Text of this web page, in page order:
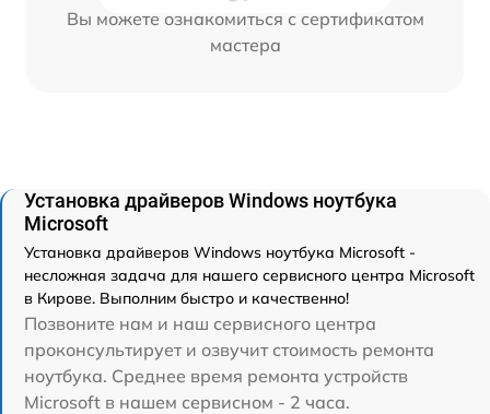
Вы можете ознакомиться с сертификатом
мастера
Установка драйверов Windows ноутбука
Microsoft
Установка драйверов Windows ноутбука Microsoft -
несложная задача для нашего сервисного центра Microsoft
в Кирове. Выполним быстро и качественно!
Позвоните нам и наш сервисного центра
проконсультирует и озвучит стоимость ремонта
ноутбука. Среднее время ремонта устройств
Microsoft в нашем сервисном - 2 часа.